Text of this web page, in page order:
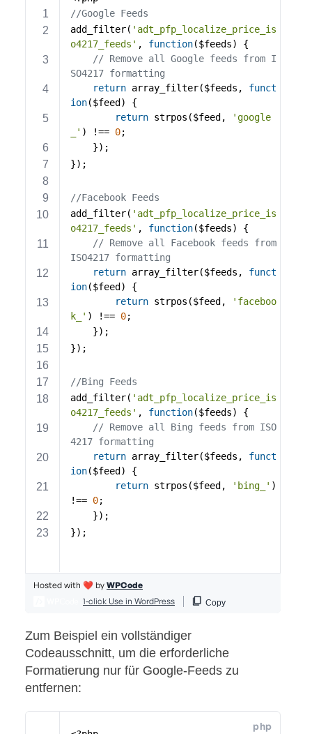
Zum Beispiel ein vollständiger
Codeausschnitt, um die erforderliche
Formatierung nur für Google-Feeds zu
entfernen: